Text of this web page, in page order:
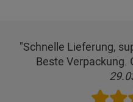
"Schnelle Lieferung,
Beste Verpackung.